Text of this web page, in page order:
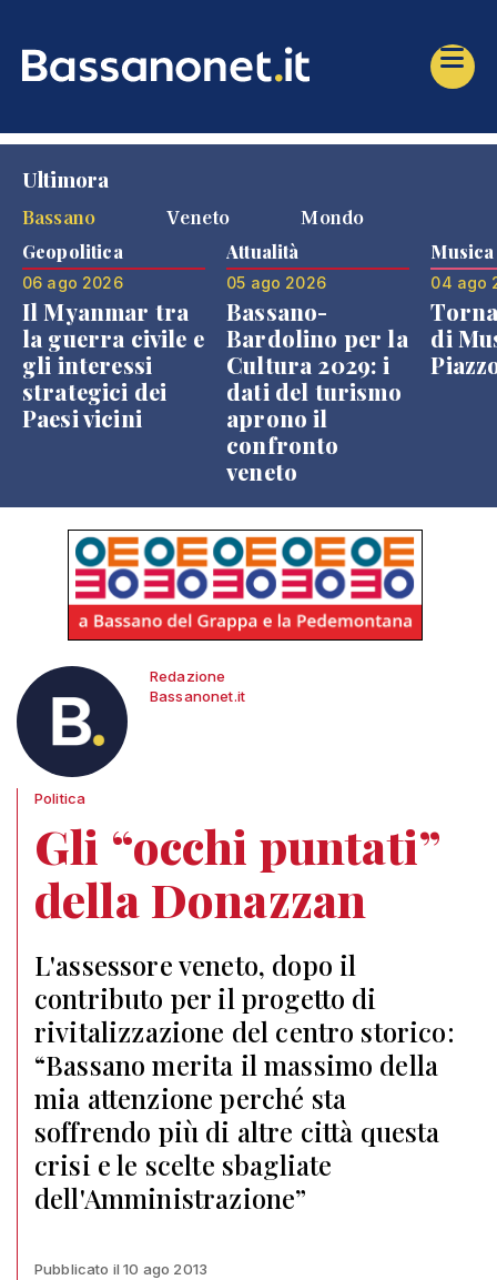
Ultimora
Bassano
Veneto Mondo
Geopolitica
06 ago 2026
Il Myanmar tra
la guerra civile e
gli interessi
strategici dei
Paesi vicini
Attualità
05 ago 2026
Bassano-
Bardolino per la
Cultura 2029: i
dati del turismo
aprono il
confronto
veneto
Musica
04 ago
di
Redazione
Bassanonet.it
Politica
Gli “occhi puntati”
della Donazzan
L'assessore veneto, dopo il
contributo per il progetto di
rivitalizzazione del centro storico:
“Bassano merita il massimo della
mia attenzione perché sta
soffrendo più di altre città questa
crisi e le scelte sbagliate
dell'Amministrazione”
Pubblicato il 10 ago 2013